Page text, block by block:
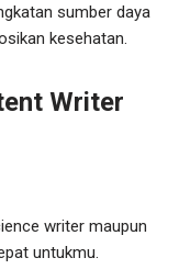
sumber daya
kesehatan.
Writer
writer maupun
untukmu.